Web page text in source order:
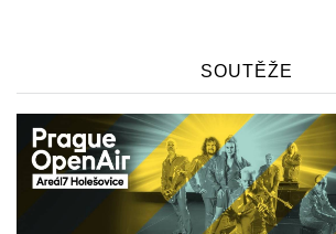
SOUTĚŽE